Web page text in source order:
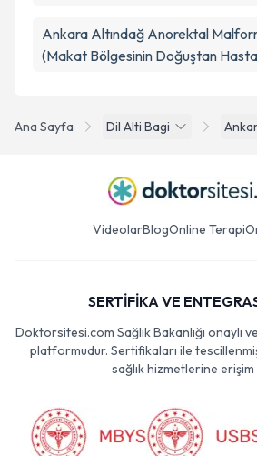
Ana Sayfa Dil Alti Bagi
Ankara Altındağ Anorektal
(Makat Bölgesinin Doğuştan
VideolarBlogOnline Terapi
SERTİFİKA VE
Doktorsitesi.com Sağlık Bakanlığı onaylı
platformudur. Sertifikaları ile
sağlık hizmetlerine